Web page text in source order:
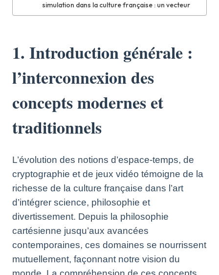
simulation dans la culture française : un vecteur
1. Introduction générale :
l’interconnexion des
concepts modernes et
traditionnels
L’évolution des notions d’espace-temps, de
cryptographie et de jeux vidéo témoigne de la
richesse de la culture française dans l’art
d’intégrer science, philosophie et
divertissement. Depuis la philosophie
cartésienne jusqu’aux avancées
contemporaines, ces domaines se nourrissent
mutuellement, façonnant notre vision du